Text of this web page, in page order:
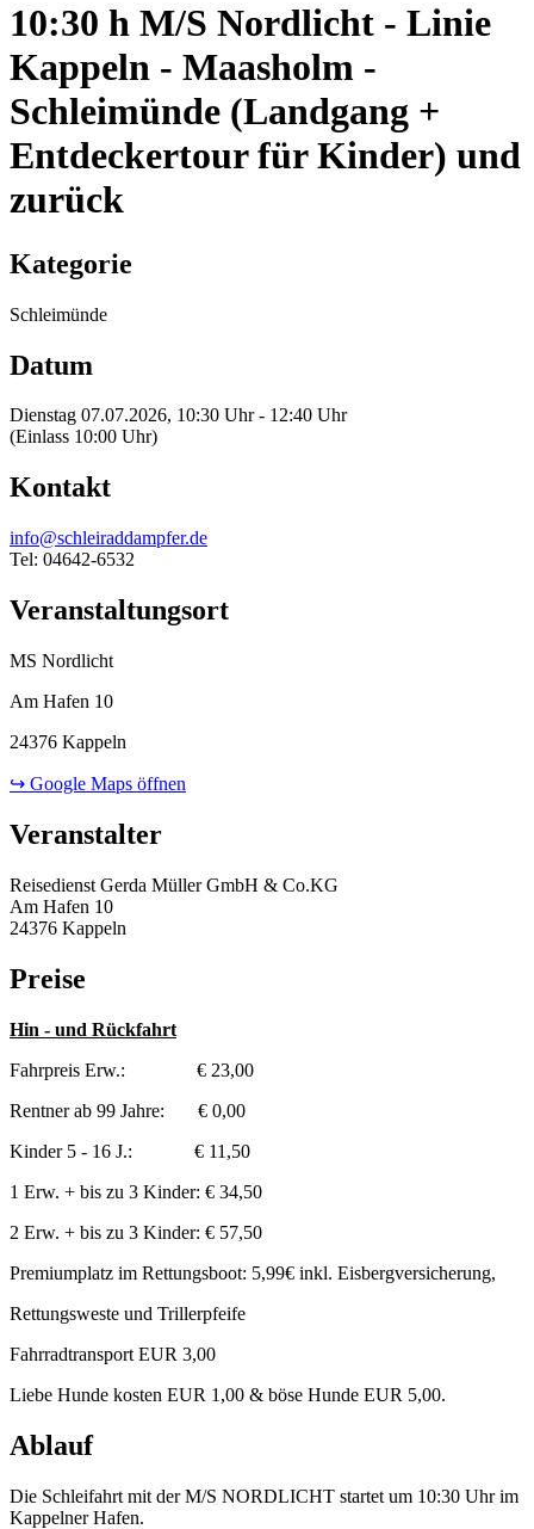
10:30 h M/S Nordlicht - Linie
Kappeln - Maasholm -
Schleimünde (Landgang +
Entdeckertour für Kinder) und
zurück
Kategorie
Schleimünde
Datum
Dienstag 07.07.2026, 10:30 Uhr - 12:40 Uhr
(Einlass 10:00 Uhr)
Kontakt
info@schleiraddampfer.de
Tel: 04642-6532
Veranstaltungsort
MS Nordlicht
Am Hafen 10
24376 Kappeln
↪ Google Maps öffnen
Veranstalter
Reisedienst Gerda Müller GmbH & Co.KG
Am Hafen 10
24376 Kappeln
Preise
Hin - und Rückfahrt
Fahrpreis Erw.: € 23,00
Rentner ab 99 Jahre: € 0,00
Kinder 5 - 16 J.: € 11,50
1 Erw. + bis zu 3 Kinder: € 34,50
2 Erw. + bis zu 3 Kinder: € 57,50
Premiumplatz im Rettungsboot: 5,99€ inkl. Eisbergversicherung,
Rettungsweste und Trillerpfeife
Fahrradtransport EUR 3,00
Liebe Hunde kosten EUR 1,00 & böse Hunde EUR 5,00.
Ablauf
Die Schleifahrt mit der M/S NORDLICHT startet um 10:30 Uhr im
Kappelner Hafen.